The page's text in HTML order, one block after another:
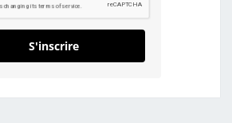
S'inscrire